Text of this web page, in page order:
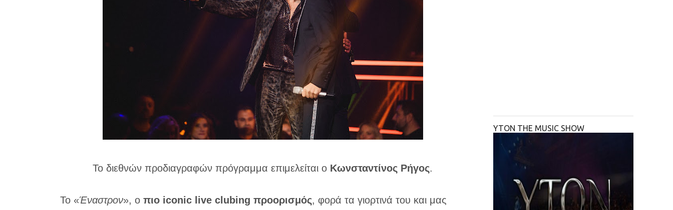
Το διεθνών προδιαγραφών πρόγραμμα επιμελείται ο Κωνσταντίνος Ρήγος.
Το «Έναστρον», ο πιο iconic live clubing προορισμός, φορά τα γιορτινά του και μας
YTON THE MUSIC SHOW